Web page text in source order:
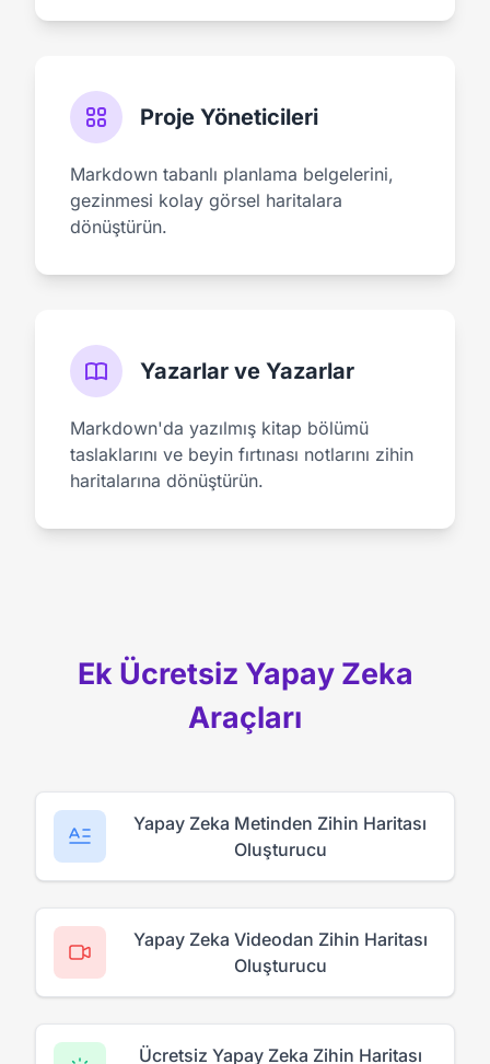
Proje Yöneticileri
Markdown tabanlı planlama belgelerini,
gezinmesi kolay görsel haritalara
dönüştürün.
Yazarlar ve Yazarlar
Markdown'da yazılmış kitap bölümü
taslaklarını ve beyin fırtınası notlarını zihin
haritalarına dönüştürün.
Ek Ücretsiz Yapay Zeka
Araçları
Yapay Zeka Metinden Zihin Haritası
Oluşturucu
Yapay Zeka Videodan Zihin Haritası
Oluşturucu
Ücretsiz Yapay Zeka Zihin Haritası